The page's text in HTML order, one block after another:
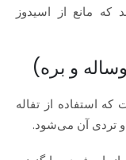
مانع از اسیدوز
استفاده از تفاله
تردی آن می‌شود.